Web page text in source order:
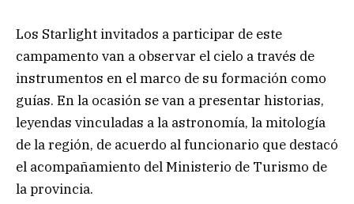
Los Starlight invitados a participar de este
campamento van a observar el cielo a través de
instrumentos en el marco de su formación como
guías. En la ocasión se van a presentar historias,
leyendas vinculadas a la astronomía, la mitología
de la región, de acuerdo al funcionario que destacó
el acompañamiento del Ministerio de Turismo de
la provincia.